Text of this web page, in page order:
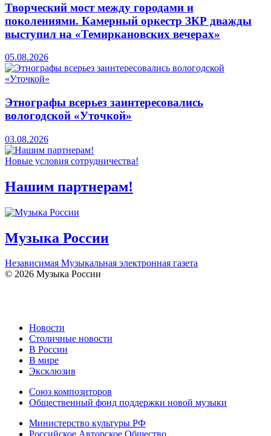
Творческий мост между городами и
поколениями. Камерный оркестр ЗКР дважды
выступил на «Темиркановских вечерах»
05.08.2026
Этнографы всерьез заинтересовались
вологодской «Уточкой»
03.08.2026
Новые условия сотрудничества!
Нашим партнерам!
Музыка России
Независимая Музыкальная электронная газета
© 2026 Музыка России
Новости
Столичные новости
В России
В мире
Эксклюзив
Союз композиторов
Общественный фонд поддержки новой музыки
Министерство культуры РФ